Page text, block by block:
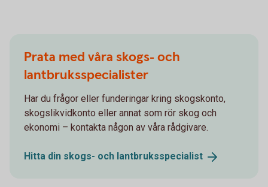
Prata med våra skogs- och
lantbruksspecialister
Har du frågor eller funderingar kring skogskonto,
skogslikvidkonto eller annat som rör skog och
ekonomi – kontakta någon av våra rådgivare.
Hitta din skogs- och lantbruksspecialist